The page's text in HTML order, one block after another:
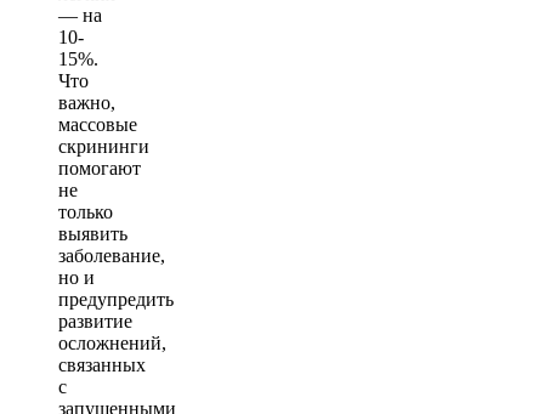
— на
10-
15%.
Что
важно,
массовые
скрининги
помогают
не
только
выявить
заболевание,
но и
предупредить
развитие
осложнений,
связанных
с
запущенными